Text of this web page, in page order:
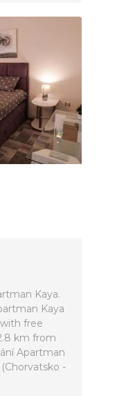
Kaya.
Kaya
free
km from
Apartman
-